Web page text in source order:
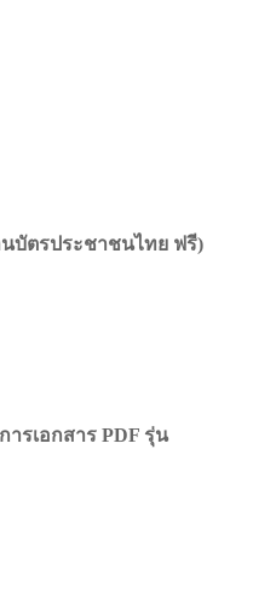
นบัตรประชาชนไทย ฟรี)
ารเอกสาร PDF รุ่น